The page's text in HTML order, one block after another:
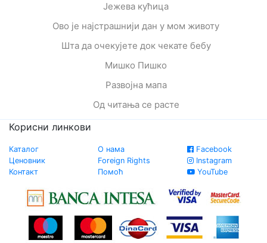
Јежева кућица
Ово је најстрашнији дан у мом животу
Шта да очекујете док чекате бебу
Мишко Пишко
Развојна мапа
Од читања се расте
Корисни линкови
Каталог
Ценовник
Контакт
О нама
Foreign Rights
Помоћ
Facebook
Instagram
YouTube